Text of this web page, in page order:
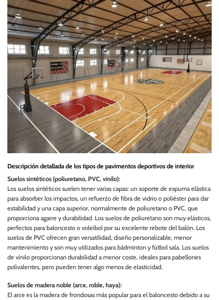
Descripción detallada de los tipos de pavimentos deportivos de interior
Suelos sintéticos (poliuretano, PVC, vinilo):
Los suelos sintéticos suelen tener varias capas: un soporte de espuma elástica
para absorber los impactos, un refuerzo de fibra de vidrio o poliéster para dar
estabilidad y una capa superior, normalmente de poliuretano o PVC, que
proporciona agarre y durabilidad. Los suelos de poliuretano son muy elásticos,
perfectos para baloncesto o voleibol por su excelente rebote del balón. Los
suelos de PVC ofrecen gran versatilidad, diseño personalizable, menor
mantenimiento y son muy utilizados para bádminton y fútbol sala. Los suelos
de vinilo proporcionan durabilidad a menor coste, ideales para pabellones
polivalentes, pero pueden tener algo menos de elasticidad.
Suelos de madera noble (arce, roble, haya):
El arce es la madera de frondosas más popular para el baloncesto debido a su